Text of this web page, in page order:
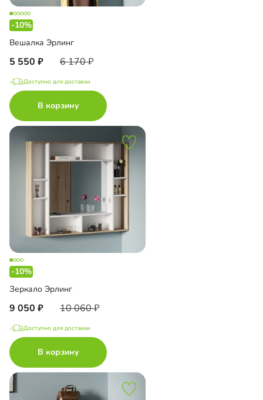
-10%
Вешалка Эрлинг
5 550 6 170
Доступно для доставки
В корзину
-10%
Зеркало Эрлинг
9 050 10 060
Доступно для доставки
В корзину